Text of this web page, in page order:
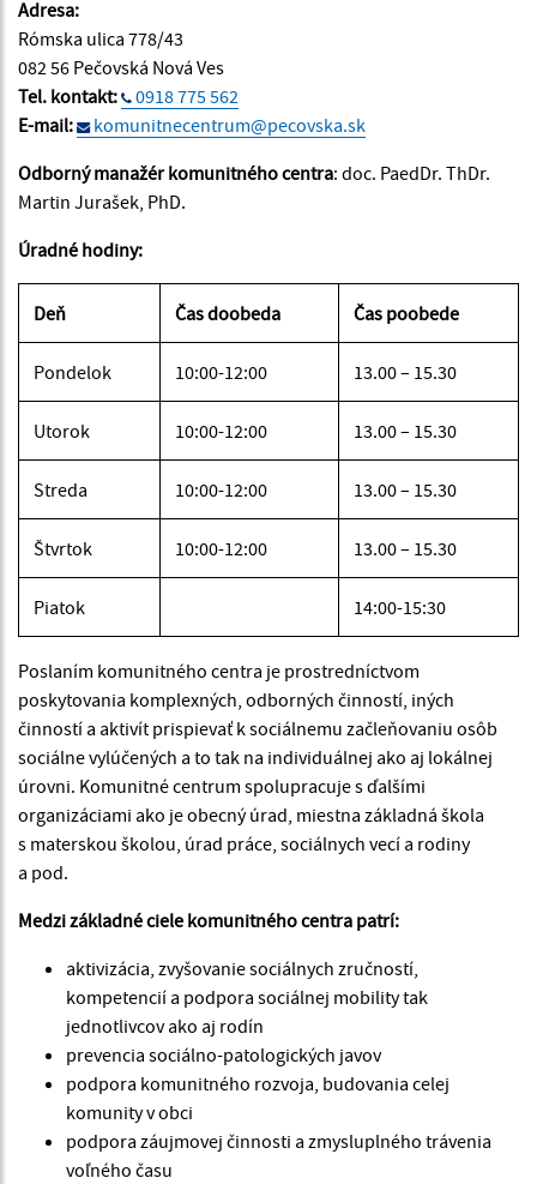
Adresa:
Rómska ulica 778/43
082 56 Pečovská Nová Ves
Tel. kontakt:
0918 775 562
E-mail:
komunitnecentrum@pecovska.sk
Odborný manažér komunitného centra: doc. PaedDr. ThDr.
Martin Jurašek, PhD.
Úradné hodiny:
Deň Čas doobeda Čas poobede
Pondelok 10:00-12:00 13.00 – 15.30
Utorok 10:00-12:00 13.00 – 15.30
Streda 10:00-12:00 13.00 – 15.30
Štvrtok 10:00-12:00 13.00 – 15.30
Piatok 14:00-15:30
Poslaním komunitného centra je prostredníctvom
poskytovania komplexných, odborných činností, iných
činností a aktivít prispievať k sociálnemu začleňovaniu osôb
sociálne vylúčených a to tak na individuálnej ako aj lokálnej
úrovni. Komunitné centrum spolupracuje s ďalšími
organizáciami ako je obecný úrad, miestna základná škola
s materskou školou, úrad práce, sociálnych vecí a rodiny
a pod.
Medzi základné ciele komunitného centra patrí:
aktivizácia, zvyšovanie sociálnych zručností,
kompetencií a podpora sociálnej mobility tak
jednotlivcov ako aj rodín
prevencia sociálno-patologických javov
podpora komunitného rozvoja, budovania celej
komunity v obci
podpora záujmovej činnosti a zmysluplného trávenia
voľného času